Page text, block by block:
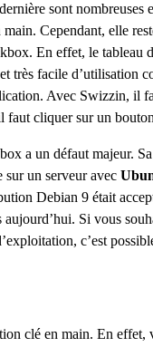
sont nombreuses
Cependant, elle
En effet, le tableau
très facile d’utilisation
Avec Swizzin, il
cliquer sur un
a un défaut majeur.
sur un serveur avec
Debian 9 était
aujourd’hui. Si vous
c’est
clé en main. En effet,